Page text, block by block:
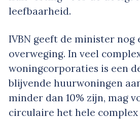
leefbaarheid.
IVBN geeft de minister nog
overweging. In veel
woningcorporaties is een
blijvende huurwoningen
minder dan 10% zijn, mag
circulaire het hele complex